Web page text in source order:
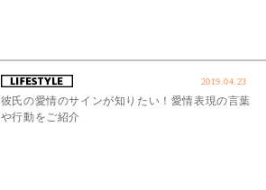
2019.04.23
彼氏の愛情のサインが知りたい！愛情表現の言葉
や行動をご紹介